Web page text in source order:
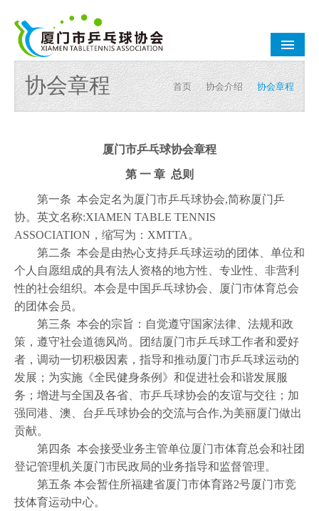
网站首页
协会介绍
乒乓资讯
会员之家
赛事集锦
联系我们
协会章程 首页 / 协会介绍 / 协会章程
厦门市乒乓球协会章程
第 一 章 总则
第一条 本会定名为厦门市乒乓球协会,简称厦门乒
协。英文名称:XIAMEN TABLE TENNIS
ASSOCIATION，缩写为：XMTTA。
第二条 本会是由热心支持乒乓球运动的团体、单位和
个人自愿组成的具有法人资格的地方性、专业性、非营利
性的社会组织。本会是中国乒乓球协会、厦门市体育总会
的团体会员。
第三条 本会的宗旨：自觉遵守国家法律、法规和政
策，遵守社会道德风尚。团结厦门市乒乓球工作者和爱好
者，调动一切积极因素，指导和推动厦门市乒乓球运动的
发展；为实施《全民健身条例》和促进社会和谐发展服
务；增进与全国及各省、市乒乓球协会的友谊与交往；加
强同港、澳、台乒乓球协会的交流与合作,为美丽厦门做出
贡献。
第四条 本会接受业务主管单位厦门市体育总会和社团
登记管理机关厦门市民政局的业务指导和监督管理。
第五条 本会暂住所福建省厦门市体育路2号厦门市竞
技体育运动中心。